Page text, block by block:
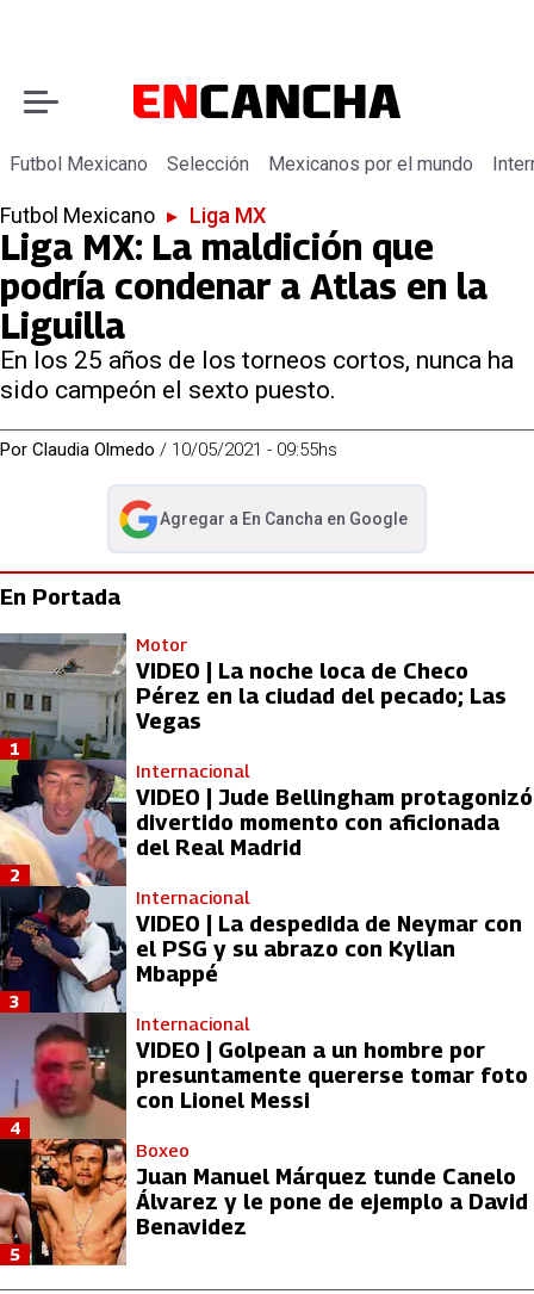
Futbol Mexicano Selección Mexicanos por el mundo
Futbol Mexicano ▸ Liga MX
Liga MX: La maldición que
podría condenar a Atlas en la
Liguilla
En los 25 años de los torneos cortos, nunca ha
sido campeón el sexto puesto.
Por Claudia Olmedo / 10/05/2021 - 09:55hs
Agregar a En Cancha en Google
abre en nueva pestaña
En Portada
Motor
VIDEO | La noche loca de Checo
Pérez en la ciudad del pecado; Las
Vegas
1
Internacional
VIDEO | Jude Bellingham protagonizó
divertido momento con aficionada
del Real Madrid
2
Internacional
VIDEO | La despedida de Neymar con
el PSG y su abrazo con Kylian
Mbappé
3
Internacional
VIDEO | Golpean a un hombre por
presuntamente quererse tomar foto
con Lionel Messi
4
Boxeo
Juan Manuel Márquez tunde Canelo
Álvarez y le pone de ejemplo a David
Benavidez
5